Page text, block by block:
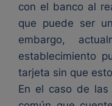
con el banco al
que puede ser
embargo,
establecimiento
tarjeta sin que
En el caso de